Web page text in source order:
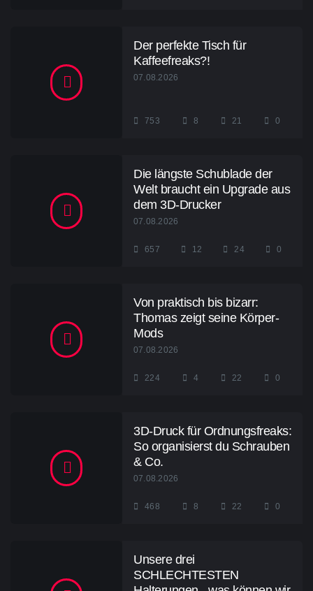
Der perfekte Tisch für
Kaffeefreaks?!
07.08.2026
753 8 21 0
Die längste Schublade der
Welt braucht ein Upgrade aus
dem 3D-Drucker
07.08.2026
657 12 24 0
Von praktisch bis bizarr:
Thomas zeigt seine Körper-
Mods
07.08.2026
224 4 22 0
3D-Druck für Ordnungsfreaks:
So organisierst du Schrauben
& Co.
07.08.2026
468 8 22 0
Unsere drei
SCHLECHTESTEN